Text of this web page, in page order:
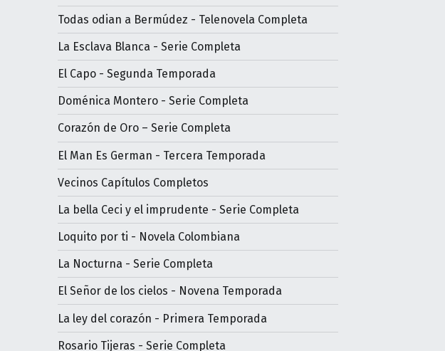
Todas odian a Bermúdez - Telenovela Completa
La Esclava Blanca - Serie Completa
El Capo - Segunda Temporada
Doménica Montero - Serie Completa
Corazón de Oro – Serie Completa
El Man Es German - Tercera Temporada
Vecinos Capítulos Completos
La bella Ceci y el imprudente - Serie Completa
Loquito por ti - Novela Colombiana
La Nocturna - Serie Completa
El Señor de los cielos - Novena Temporada
La ley del corazón - Primera Temporada
Rosario Tijeras - Serie Completa